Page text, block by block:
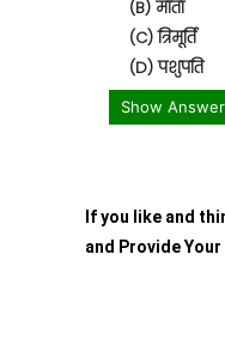
(B) माता
(C) त्रिमूर्ति
(D) पशुपति
Show Answer
If you like and
and Provide